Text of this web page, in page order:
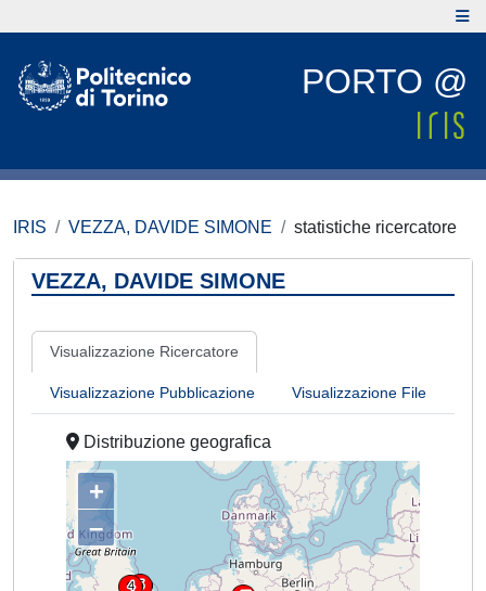
PORTO @
IRIS VEZZA, DAVIDE SIMONE statistiche ricercatore
VEZZA, DAVIDE SIMONE
Visualizzazione Ricercatore
Visualizzazione Pubblicazione Visualizzazione File
Distribuzione geografica
+
–